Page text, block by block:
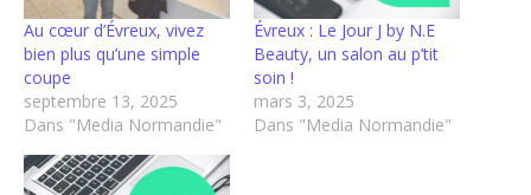
Au cœur d’Évreux, vivez
bien plus qu’une simple
coupe
septembre 13, 2025
Dans "Media Normandie"
Évreux : Le Jour J by N.E
Beauty, un salon au p’tit
soin !
mars 3, 2025
Dans "Media Normandie"